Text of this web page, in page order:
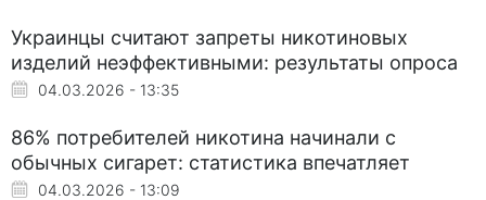
Украинцы считают запреты никотиновых
изделий неэффективными: результаты опроса
04.03.2026 - 13:35
86% потребителей никотина начинали с
обычных сигарет: статистика впечатляет
04.03.2026 - 13:09